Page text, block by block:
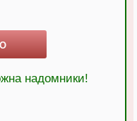
надомники!